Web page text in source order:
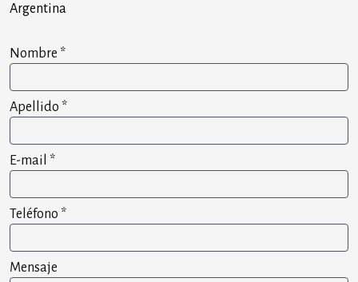
Argentina
Nombre *
Apellido *
E-mail *
Teléfono *
Mensaje